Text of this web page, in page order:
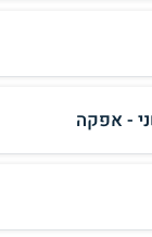
- אפקה